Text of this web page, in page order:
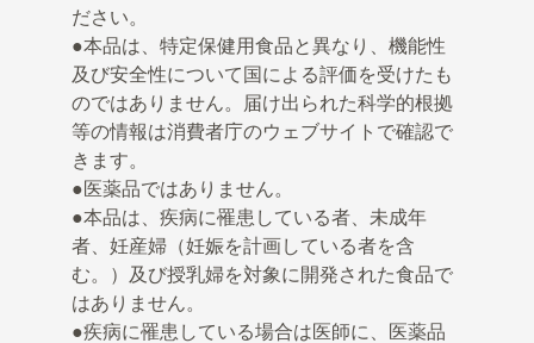
ださい。
●本品は、特定保健用食品と異なり、機能性
及び安全性について国による評価を受けたも
のではありません。届け出られた科学的根拠
等の情報は消費者庁のウェブサイトで確認で
きます。
●医薬品ではありません。
●本品は、疾病に罹患している者、未成年
者、妊産婦（妊娠を計画している者を含
む。）及び授乳婦を対象に開発された食品で
はありません。
●疾病に罹患している場合は医師に、医薬品